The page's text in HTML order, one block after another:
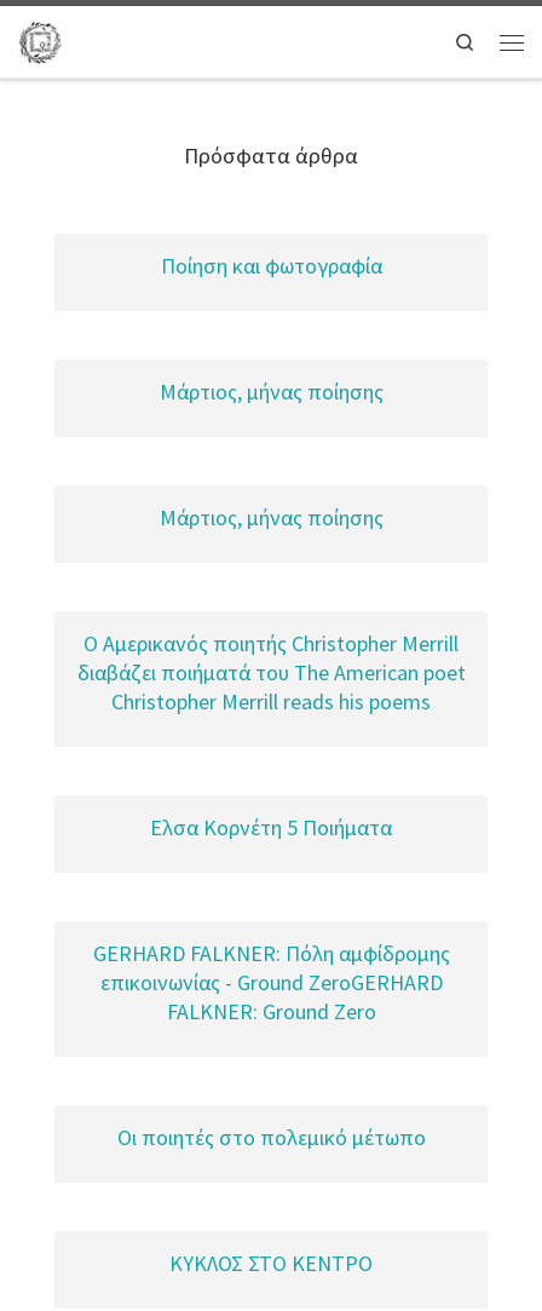
Search
Πρόσφατα άρθρα
Ποίηση και φωτογραφία
Μάρτιος, μήνας ποίησης
Μάρτιος, μήνας ποίησης
Ο Αμερικανός ποιητής Christopher Merrill
διαβάζει ποιήματά του The American poet
Christopher Merrill reads his poems
Ελσα Κορνέτη 5 Ποιήματα
GERHARD FALKNER: Πόλη αμφίδρομης
επικοινωνίας - Ground ZeroGERHARD
FALKNER: Ground Zero
Οι ποιητές στο πολεμικό μέτωπο
ΚΥΚΛΟΣ ΣΤΟ ΚΕΝΤΡΟ